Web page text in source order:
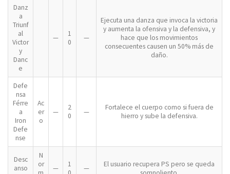
Danz
a
Triunf
al
Victor
y
Danc
e
—
1
0
—
Ejecuta una danza que invoca la victoria
y aumenta la ofensiva y la defensiva, y
hace que los movimientos
consecuentes causen un 50% más de
daño.
Defe
nsa
Férre
a
Iron
Defe
nse
Ac
er
o
—
2
0
—
Fortalece el cuerpo como si fuera de
hierro y sube la defensiva.
Desc
anso
N
or
—
1
—
El usuario recupera PS pero se queda